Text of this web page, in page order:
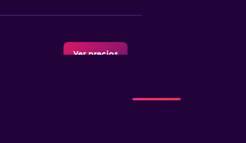
Ver precios